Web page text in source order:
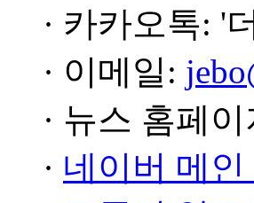
· 카카오톡: '
· 이메일:
· 뉴스 홈페이
· 네이버 메